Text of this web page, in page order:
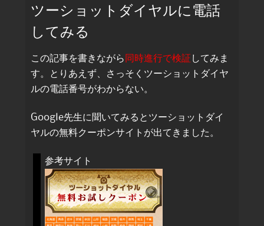
ツーショットダイヤルに電話
してみる
この記事を書きながら 同時進行で検証 してみま
す。とりあえず、さっそくツーショットダイヤ
ルの電話番号がわからない。
Google先生に聞いてみるとツーショットダイ
ヤルの無料クーポンサイトが出てきました。
参考サイト